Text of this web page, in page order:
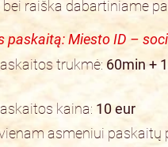
raiška dabartiniame
paskaitą: Miesto ID –
trukmė: 60min +
kaina: 10 eur
asmeniui paskaitų